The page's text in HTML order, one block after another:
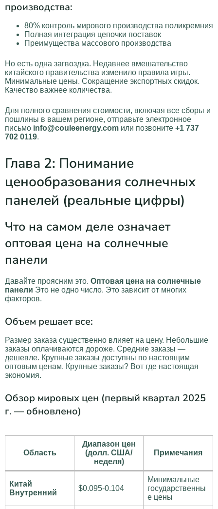
производства:
80% контроль мирового производства поликремния
Полная интеграция цепочки поставок
Преимущества массового производства
Но есть одна загвоздка. Недавнее вмешательство
китайского правительства изменило правила игры.
Минимальные цены. Сокращение экспортных скидок.
Качество важнее количества.
Для полного сравнения стоимости, включая все сборы и
пошлины в вашем регионе, отправьте электронное
письмо info@couleenergy.com или позвоните +1 737
702 0119.
Глава 2: Понимание
ценообразования солнечных
панелей (реальные цифры)
Что на самом деле означает
оптовая цена на солнечные
панели
Давайте проясним это. Оптовая цена на солнечные
панели Это не одно число. Это зависит от многих
факторов.
Объем решает все:
Размер заказа существенно влияет на цену. Небольшие
заказы оплачиваются дороже. Средние заказы —
дешевле. Крупные заказы доступны по настоящим
оптовым ценам. Крупные заказы? Вот где настоящая
экономия.
Обзор мировых цен (первый квартал 2025
г. — обновлено)
Область
Диапазон цен
(долл. США/
неделя)
Примечания
Китай
Внутренний
$0.095-0.104
Минимальные
государственны
е цены